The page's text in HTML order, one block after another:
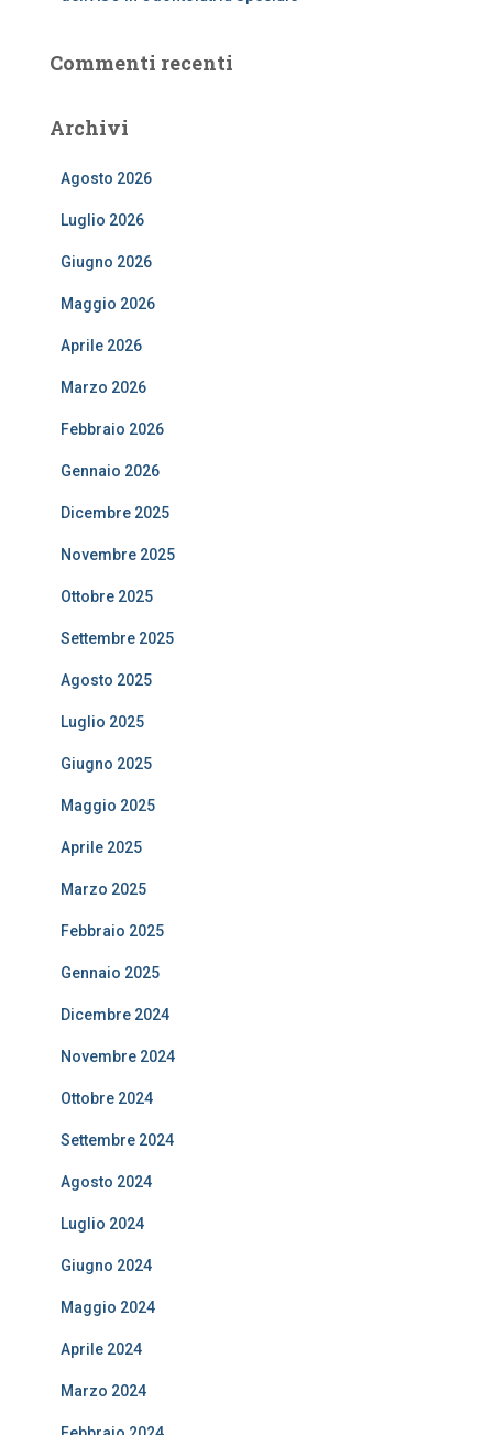
Commenti recenti
Archivi
Agosto 2026
Luglio 2026
Giugno 2026
Maggio 2026
Aprile 2026
Marzo 2026
Febbraio 2026
Gennaio 2026
Dicembre 2025
Novembre 2025
Ottobre 2025
Settembre 2025
Agosto 2025
Luglio 2025
Giugno 2025
Maggio 2025
Aprile 2025
Marzo 2025
Febbraio 2025
Gennaio 2025
Dicembre 2024
Novembre 2024
Ottobre 2024
Settembre 2024
Agosto 2024
Luglio 2024
Giugno 2024
Maggio 2024
Aprile 2024
Marzo 2024